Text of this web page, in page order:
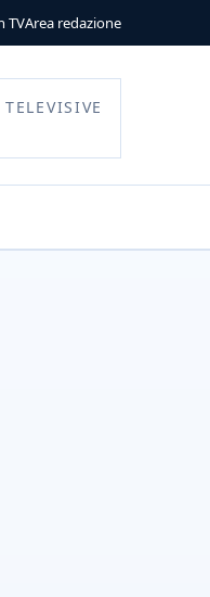
TVArea redazione